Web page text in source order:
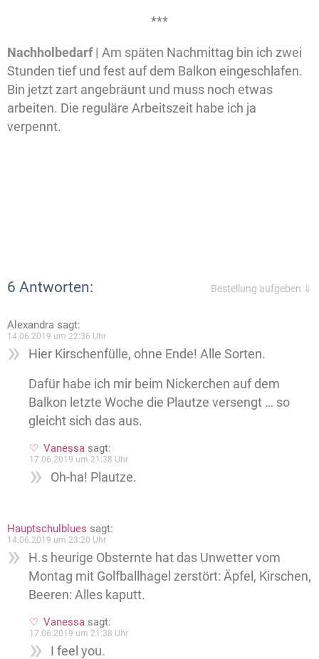
***
Nachholbedarf | Am späten Nachmittag bin ich zwei
Stunden tief und fest auf dem Balkon eingeschlafen.
Bin jetzt zart angebräunt und muss noch etwas
arbeiten. Die reguläre Arbeitszeit habe ich ja
verpennt.
6 Antworten: Bestellung aufgeben ⇓
Alexandra sagt:
14.06.2019 um 22:36 Uhr
Hier Kirschenfülle, ohne Ende! Alle Sorten.
Dafür habe ich mir beim Nickerchen auf dem
Balkon letzte Woche die Plautze versengt … so
gleicht sich das aus.
Vanessa sagt:
17.06.2019 um 21:38 Uhr
Oh-ha! Plautze.
Hauptschulblues sagt:
14.06.2019 um 23:20 Uhr
H.s heurige Obsternte hat das Unwetter vom
Montag mit Golfballhagel zerstört: Äpfel, Kirschen,
Beeren: Alles kaputt.
Vanessa sagt:
17.06.2019 um 21:38 Uhr
I feel you.